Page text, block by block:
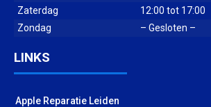
Zaterdag
12:00 tot 17:00
Zondag
– Gesloten –
LINKS
Apple Reparatie Leiden